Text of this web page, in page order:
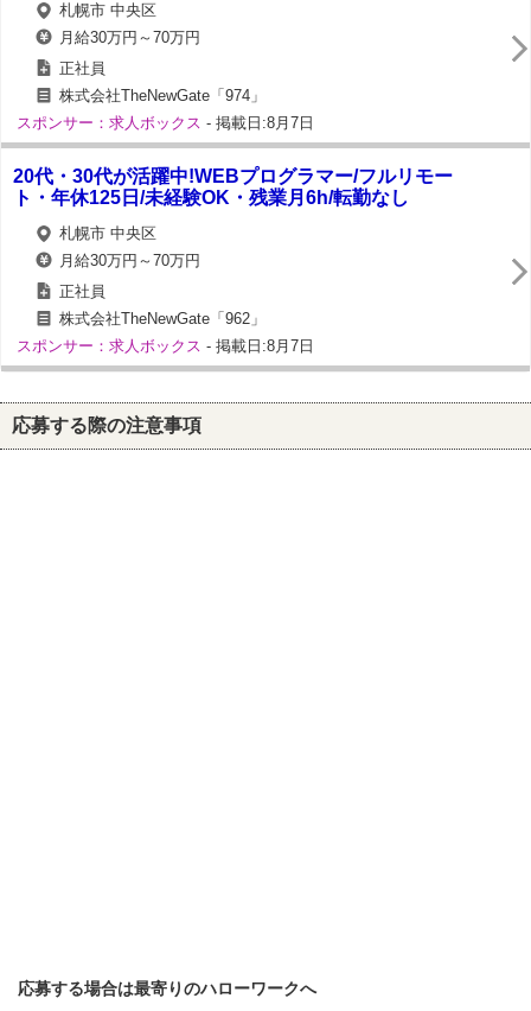
札幌市 中央区
月給30万円～70万円
正社員
株式会社TheNewGate「974」
スポンサー：求人ボックス - 掲載日:8月7日
20代・30代が活躍中!WEBプログラマー/フルリモー
ト・年休125日/未経験OK・残業月6h/転勤なし
札幌市 中央区
月給30万円～70万円
正社員
株式会社TheNewGate「962」
スポンサー：求人ボックス - 掲載日:8月7日
応募する際の注意事項
応募する場合は最寄りのハローワークへ